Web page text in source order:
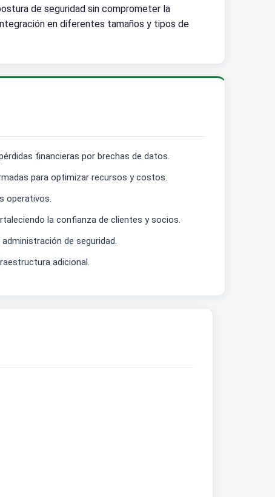
de seguridad sin comprometer la
en diferentes tamaños y tipos de
financieras por brechas de datos.
para optimizar recursos y costos.
operativos.
la confianza de clientes y socios.
de seguridad.
adicional.